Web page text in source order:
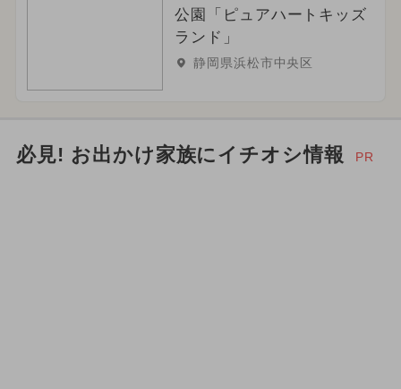
公園「ピュアハートキッズ
ランド」
静岡県浜松市中央区
必見! お出かけ家族にイチオシ情報 PR